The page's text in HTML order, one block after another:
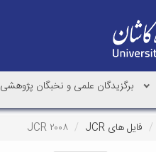
برگزیدگان علمی و نخبگان پژوهشی
فایل های JCR JCR ۲۰۰۸